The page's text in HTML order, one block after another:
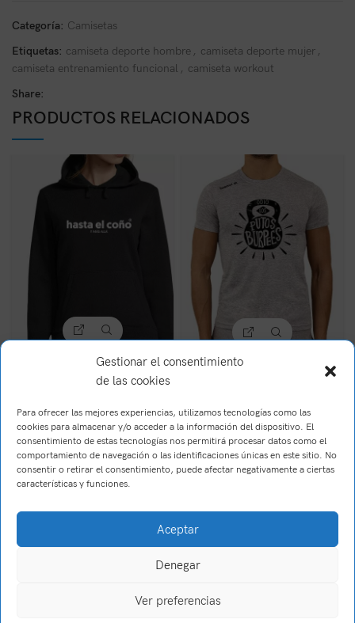
Gestionar el consentimiento
de las cookies
Para ofrecer las mejores experiencias, utilizamos tecnologías como las
cookies para almacenar y/o acceder a la información del dispositivo. El
consentimiento de estas tecnologías nos permitirá procesar datos como el
comportamiento de navegación o las identificaciones únicas en este sitio. No
consentir o retirar el consentimiento, puede afectar negativamente a ciertas
características y funciones.
Aceptar
Denegar
Ver preferencias
Categoría: Camisetas
Etiquetas: camiseta deporte hombre , camiseta deporte mujer ,
camiseta entrenamiento funcional , camiseta workout
Share:
PRODUCTOS RELACIONADOS
Sudadera Hasta el
co…
36,90€ (IVA Incl.)
Camisetas deportiva
21,91€ (IVA Incl.)
Trabajo realizado por Wake Up! Creations